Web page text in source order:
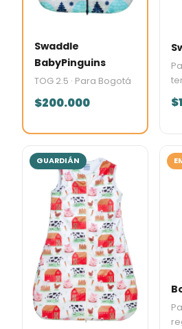
Swaddle
BabyPinguins
TOG 2.5 · Para Bogotá
$200.000
GUARDIÁN